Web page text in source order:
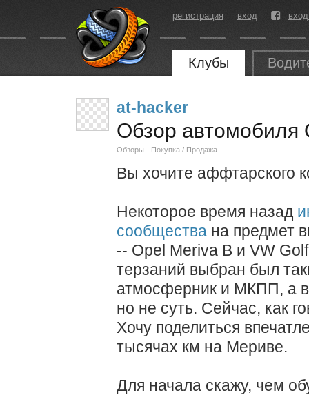
регистрация вход
Клубы
at-hacker
Обзор автомобиля
Обзоры Покупка / Продажа
Вы хочите аффтарского
Некоторое время назад
сообщества на предмет
-- Opel Meriva B и VW
терзаний выбран был
атмосферник и МКПП, а в
но не суть. Сейчас, как
Хочу поделиться
тысячах км на Мериве.
Для начала скажу, чем